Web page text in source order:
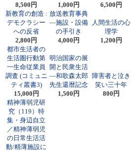
8,500円
1,000円
6,500円
新教育の創造 :
デモクラシー
への反省
2,800円
放送教育事典
―施設・設備
の手引き
4,000円
人間生活の心
理学
1,200円
都市生活者の
生活圏行動第
一生命従業員
調査 (コミュニ
ティ叢書3)
15,000円
明治国家の展
開と民衆生活
―和歌森太郎
先生還暦記念
1,500円
障害者と泣き
笑い三十年
800円
精神薄弱児研
究（119）特
集・身辺自立
／精神薄弱児
の日常生活活
動/精薄施設に